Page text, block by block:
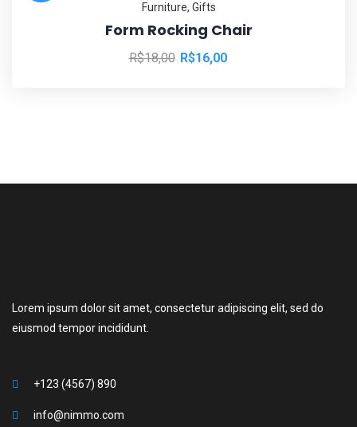
Furniture, Gifts
Form Rocking Chair
R$18,00 R$16,00
Lorem ipsum dolor sit amet, consectetur adipiscing elit, sed do
eiusmod tempor incididunt.
+123 (4567) 890
info@nimmo.com